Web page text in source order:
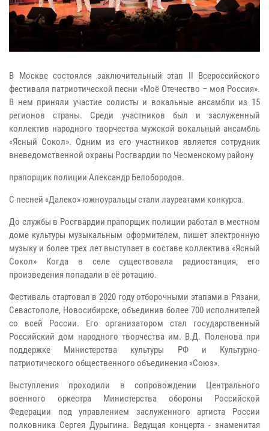
В Москве состоялся заключительный этап II Всероссийского
фестиваля патриотической песни «Моё Отечество – моя Россия».
В нем приняли участие солисты и вокальные ансамбли из 15
регионов страны. Среди участников был и заслуженный
коллектив народного творчества мужской вокальный ансамбль
«Ясный Сокол». Одним из его участников является сотрудник
вневедомственной охраны Росгвардии по Чесменскому району
прапорщик полиции Александр Белобородов.
С песней «Далеко» южноуральцы стали лауреатами конкурса.
До службы в Росгвардии прапорщик полиции работал в местном
доме культуры музыкальным оформителем, пишет электронную
музыку и более трех лет выступает в составе коллектива «Ясный
Сокол» Когда в селе существовала радиостанция, его
произведения попадали в её ротацию.
Фестиваль стартовал в 2020 году отборочными этапами в Рязани,
Севастополе, Новосибирске, объединив более 700 исполнителей
со всей России. Его организатором стал государственный
Российский дом народного творчества им. В.Д. Поленова при
поддержке Министерства культуры РФ и Культурно-
патриотического общественного объединения «Союз».
Выступления проходили в сопровождении Центрального
военного оркестра Министерства обороны Российской
Федерации под управлением заслуженного артиста России
полковника Сергея Дурыгина. Ведущая концерта - знаменитая